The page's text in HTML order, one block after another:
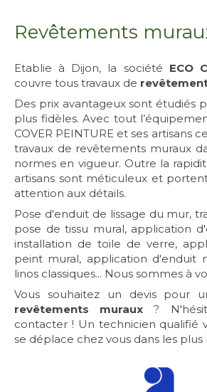
Revêtements
Etablie à Dijon, la société ECO
couvre tous travaux de
Des prix avantageux sont étudiés
plus fidèles. Avec tout
COVER PEINTURE et ses artisans
travaux de revêtements muraux
normes en vigueur. Outre la
artisans sont méticuleux et
attention aux détails.
Pose d'enduit de lissage du mur,
pose de tissu mural, application
installation de toile de verre,
peint mural, application d'enduit
linos classiques... Nous sommes à
Vous souhaitez un devis pour
revêtements muraux ?
contacter ! Un technicien qualifié
se déplace chez vous dans les plus